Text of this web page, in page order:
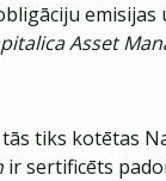
Asset
tiks kotētas
ir sertificēts